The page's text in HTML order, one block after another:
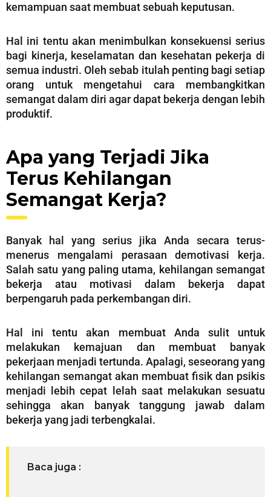
kemampuan saat membuat sebuah keputusan.
Hal ini tentu akan menimbulkan konsekuensi serius
bagi kinerja, keselamatan dan kesehatan pekerja di
semua industri. Oleh sebab itulah penting bagi setiap
orang untuk mengetahui cara membangkitkan
semangat dalam diri agar dapat bekerja dengan lebih
produktif.
Apa yang Terjadi Jika
Terus Kehilangan
Semangat Kerja?
Banyak hal yang serius jika Anda secara terus-
menerus mengalami perasaan demotivasi kerja.
Salah satu yang paling utama, kehilangan semangat
bekerja atau motivasi dalam bekerja dapat
berpengaruh pada perkembangan diri.
Hal ini tentu akan membuat Anda sulit untuk
melakukan kemajuan dan membuat banyak
pekerjaan menjadi tertunda. Apalagi, seseorang yang
kehilangan semangat akan membuat fisik dan psikis
menjadi lebih cepat lelah saat melakukan sesuatu
sehingga akan banyak tanggung jawab dalam
bekerja yang jadi terbengkalai.
Baca juga :